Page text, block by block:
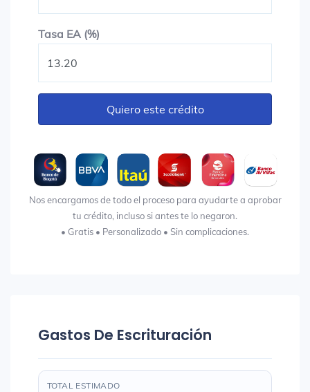
Tasa EA (%)
Quiero este crédito
Nos encargamos de todo el proceso para ayudarte a aprobar
tu crédito, incluso si antes te lo negaron.
• Gratis • Personalizado • Sin complicaciones.
Gastos De Escrituración
TOTAL ESTIMADO